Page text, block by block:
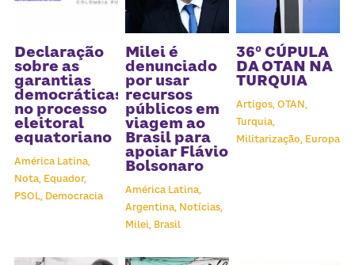
Declaração
sobre as
garantias
democráticas
no processo
eleitoral
equatoriano
América Latina,
Nota, Equador,
PSOL, Democracia
Milei é
denunciado
por usar
recursos
públicos em
viagem ao
Brasil para
apoiar Flávio
Bolsonaro
América Latina,
Argentina, Notícias,
Milei, Brasil
36º CÚPULA
DA OTAN NA
TURQUIA
Artigos, OTAN,
Turquia,
Militarização, Europa